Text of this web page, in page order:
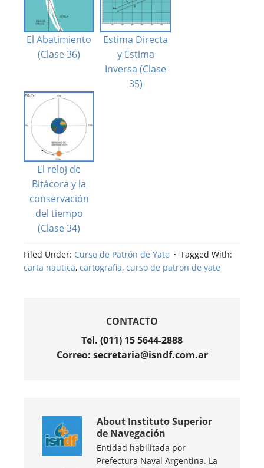
El Abatimiento
(Clase 36)
Estima Directa
y Estima
Inversa (Clase
35)
El reloj de
Bitácora y la
conservación
del tiempo
(Clase 34)
Filed Under: Curso de Patrón de Yate
Tagged With:
carta nautica, cartografia, curso de patron de yate
CONTACTO
Tel. (011) 15 5644-2888
Correo: secretaria@isndf.com.ar
About Instituto Superior
de Navegación
Entidad habilitada por
Prefectura Naval Argentina. La